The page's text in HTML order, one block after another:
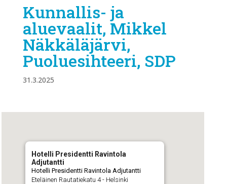
Kunnallis- ja
aluevaalit, Mikkel
Näkkäläjärvi,
Puoluesihteeri, SDP
31.3.2025
Hotelli Presidentti Ravintola
Adjutantti
Hotelli Presidentti Ravintola Adjutantti
Eteläinen Rautatiekatu 4 - Helsinki